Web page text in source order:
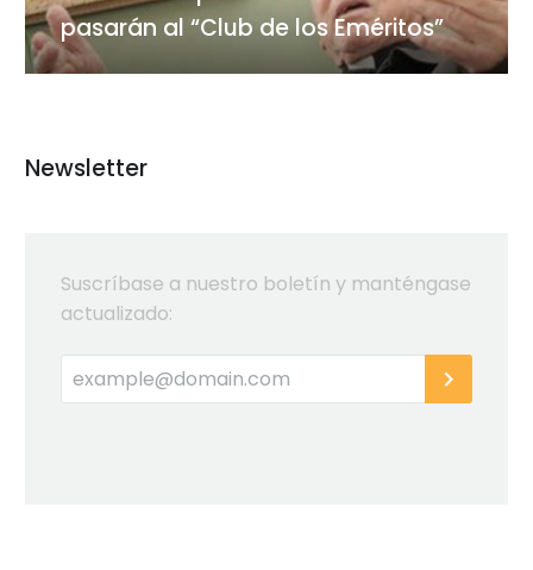
los
Eméritos”
pasarán al “Club de los Eméritos”
Newsletter
Suscríbase a nuestro boletín y manténgase
actualizado: